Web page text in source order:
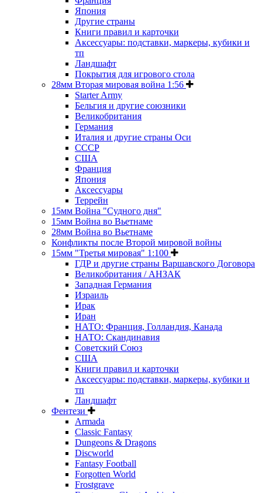
Япония
Другие страны
Книги правил и карточки
Аксессуары: подставки, маркеры, кубики и
тп
Ландшафт
Покрытия для игрового стола
28мм Вторая мировая война 1:56
Starter Army
Бельгия и другие союзники
Великобритания
Германия
Италия и другие страны Оси
СССР
США
Франция
Япония
Аксессуары
Террейн
15мм Война "Судного дня"
15мм Война во Вьетнаме
28мм Война во Вьетнаме
Конфликты после Второй мировой войны
15мм "Третья мировая" 1:100
ГДР и другие страны Варшавского Договора
Великобритания / АНЗАК
Западная Германия
Израиль
Ирак
Иран
НАТО: Франция, Голландия, Канада
НАТО: Скандинавия
Советский Союз
США
Книги правил и карточки
Аксессуары: подставки, маркеры, кубики и
тп
Ландшафт
Фентези
Armada
Classic Fantasy
Dungeons & Dragons
Discworld
Fantasy Football
Forgotten World
Frostgrave